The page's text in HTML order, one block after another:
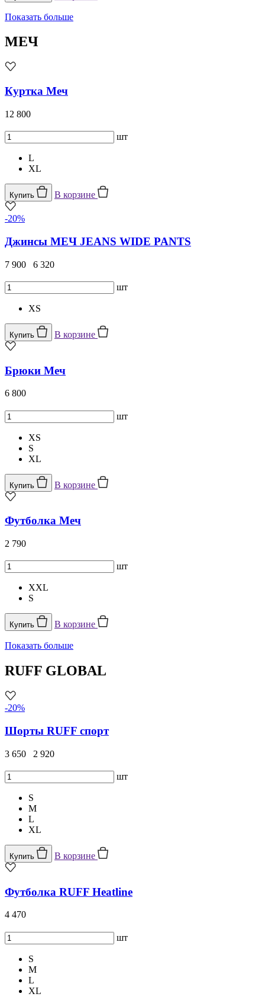
Показать больше
МЕЧ
Куртка Меч
12 800
шт
L
XL
Купить В корзине
-20%
Джинсы МЕЧ JEANS WIDE PANTS
7 900 6 320
шт
XS
Купить В корзине
Брюки Меч
6 800
шт
XS
S
XL
Купить В корзине
Футболка Меч
2 790
шт
XXL
S
Купить В корзине
Показать больше
RUFF GLOBAL
-20%
Шорты RUFF спорт
3 650 2 920
шт
S
M
L
XL
Купить В корзине
Футболка RUFF Heatline
4 470
шт
S
M
L
XL